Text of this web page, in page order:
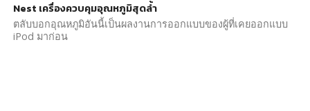
Nest เครื่องควบคุมอุณหภูมิสุดล้ำ
ตลับบอกอุณหภูมิอันนี้เป็นผลงานการออกแบบของผู้ที่เคยออกแบบ
iPod มาก่อน